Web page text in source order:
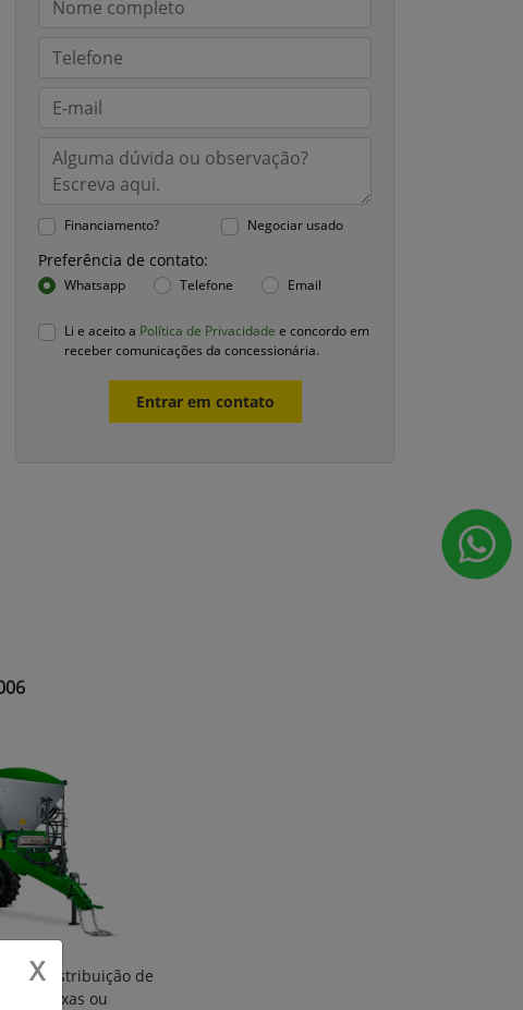
Financiamento? Negociar usado
Preferência de contato:
Whatsapp Telefone Email
Li e aceito a Política de Privacidade e concordo em
receber comunicações da concessionária.
Entrar em contato
na distribuição de
taxas fixas ou
X